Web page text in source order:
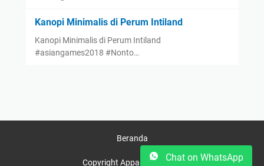
Kanopi Minimalis di Perum Intiland
Kanopi Minimalis di Perum Intiland
#asiangames2018 #Nonto…
Chat on WhatsApp
Beranda
Copyright Appasco © 2025